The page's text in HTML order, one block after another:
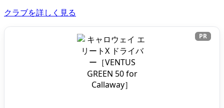
クラブを詳しく見る
PR